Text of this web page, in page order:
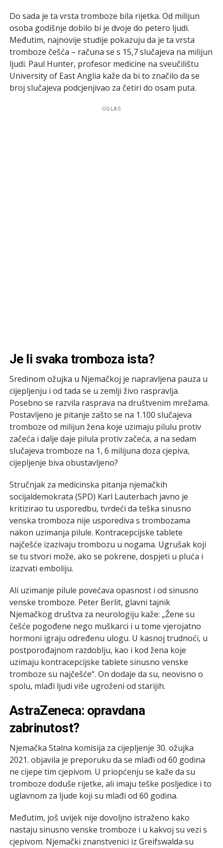
Do sada je ta vrsta tromboze bila rijetka. Od milijun
osoba godišnje dobilo bi je dvoje do petero ljudi.
Međutim, najnovije studije pokazuju da je ta vrsta
tromboze češća – računa se s 15,7 slučajeva na milijun
ljudi. Paul Hunter, profesor medicine na sveučilištu
University of East Anglia kaže da bi to značilo da se
broj slučajeva podcjenjivao za četiri do osam puta.
OGLAS
Je li svaka tromboza ista?
Sredinom ožujka u Njemačkoj je napravljena pauza u
cijepljenju i od tada se u zemlji živo raspravlja.
Posebno se razvila rasprava na društvenim mrežama.
Postavljeno je pitanje zašto se na 1.100 slučajeva
tromboze od milijun žena koje uzimaju pilulu protiv
začeća i dalje daje pilula protiv začeća, a na sedam
slučajeva tromboze na 1, 6 milijuna doza cjepiva,
cijepljenje biva obustavljeno?
Stručnjak za medicinska pitanja njemačkih
socijaldemokrata (SPD) Karl Lauterbach javno je
kritizirao tu usporedbu, tvrdeći da teška sinusno
venska tromboza nije usporediva s trombozama
nakon uzimanja pilule. Kontracepcijske tablete
najčešće izazivaju trombozu u nogama. Ugrušak koji
se tu stvori može, ako se pokrene, dospjeti u pluća i
izazvati emboliju.
Ali uzimanje pilule povećava opasnost i od sinusno
venske tromboze. Peter Berlit, glavni tajnik
Njemačkog društva za neurologiju kaže: „Žene su
češće pogođene nego muškarci i u tome vjerojatno
hormoni igraju određenu ulogu. U kasnoj trudnoći, u
postporođajnom razdoblju, kao i kod žena koje
uzimaju kontracepcijske tablete sinusno venske
tromboze su najčešće“. On dodaje da su, neovisno o
spolu, mlađi ljudi više ugroženi od starijih.
AstraZeneca: opravdana
zabrinutost?
Njemačka Stalna komisija za cijepljenje 30. ožujka
2021. objavila je preporuku da se mlađi od 60 godina
ne cijepe tim cjepivom. U priopćenju se kaže da su
tromboze doduše rijetke, ali imaju teške posljedice i to
uglavnom za ljude koji su mlađi od 60 godina.
Međutim, još uvijek nije dovoljno istraženo kako
nastaju sinusno venske tromboze i u kakvoj su vezi s
cjepivom. Njemački znanstvenici iz Greifswalda su